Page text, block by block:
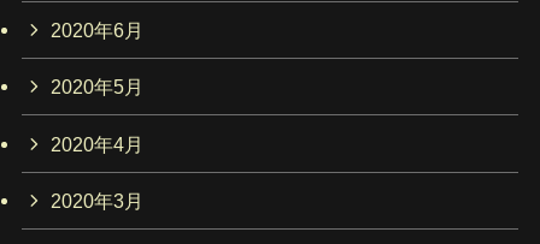
2020年6月
2020年5月
2020年4月
2020年3月